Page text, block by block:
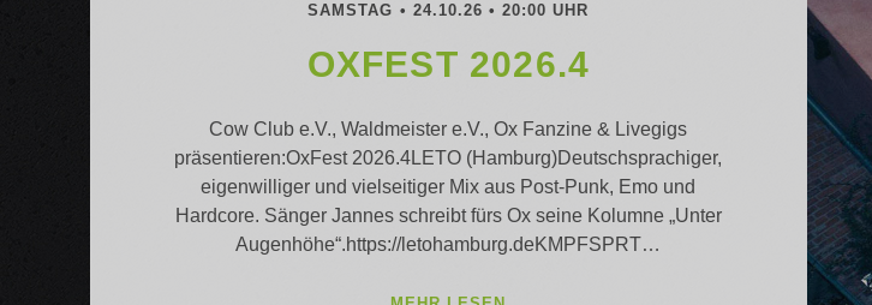
SAMSTAG • 24.10.26 • 20:00 UHR
OXFEST 2026.4
Cow Club e.V., Waldmeister e.V., Ox Fanzine & Livegigs
präsentieren:OxFest 2026.4LETO (Hamburg)Deutschsprachiger,
eigenwilliger und vielseitiger Mix aus Post-Punk, Emo und
Hardcore. Sänger Jannes schreibt fürs Ox seine Kolumne „Unter
Augenhöhe“.https://letohamburg.deKMPFSPRT…